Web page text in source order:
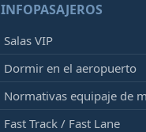
INFOPASAJEROS
Salas VIP
Dormir en el aeropuerto
Normativas equipaje de
Fast Track / Fast Lane